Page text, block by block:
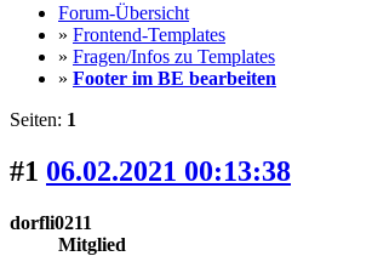
Forum-Übersicht
» Frontend-Templates
» Fragen/Infos zu Templates
» Footer im BE bearbeiten
Seiten: 1
#1 06.02.2021 00:13:38
dorfli0211
Mitglied